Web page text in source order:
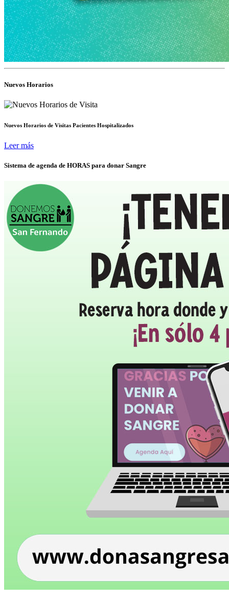
Nuevos Horarios
Nuevos Horarios de Visitas Pacientes Hospitalizados
Leer más
Sistema de agenda de HORAS para donar Sangre